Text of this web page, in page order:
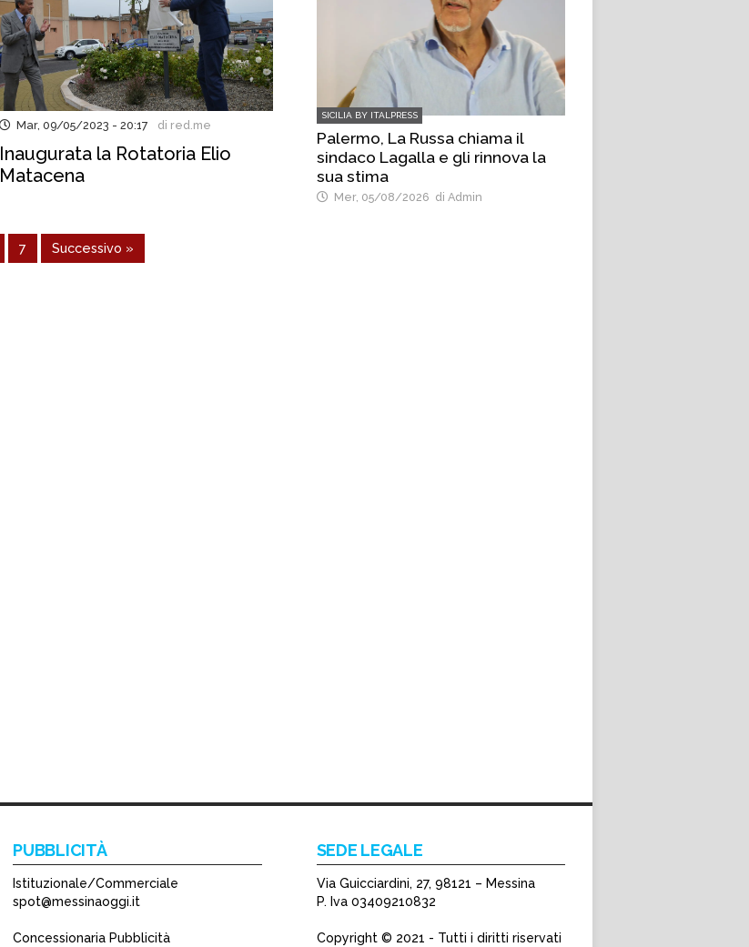
Mar, 09/05/2023 - 20:17 di red.me
Inaugurata la Rotatoria Elio
Matacena
7 Successivo »
SICILIA BY ITALPRESS
Palermo, La Russa chiama il
sindaco Lagalla e gli rinnova la
sua stima
Mer, 05/08/2026 di Admin
PUBBLICITÀ
Istituzionale/Commerciale
spot@messinaoggi.it
Concessionaria Pubblicità
SEDE LEGALE
Via Guicciardini, 27, 98121 – Messina
P. Iva 03409210832
Copyright © 2021 - Tutti i diritti riservati